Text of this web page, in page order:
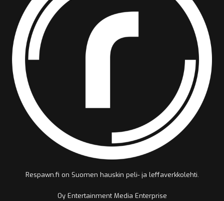
Respawn.fi on Suomen hauskin peli- ja leffaverkkolehti.
Oy Entertainment Media Enterprise